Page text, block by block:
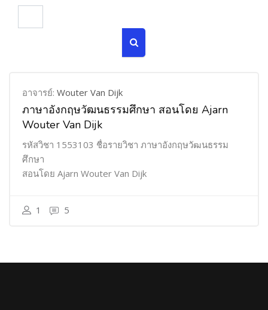
อาจารย์: Wouter Van Dijk
ภาษาอังกฤษวัฒนธรรมศึกษา สอนโดย Ajarn
Wouter Van Dijk
รหัสวิชา 1553103 ชื่อรายวิชา ภาษาอังกฤษวัฒนธรรม
ศึกษา
สอนโดย Ajarn Wouter Van Dijk
1 5